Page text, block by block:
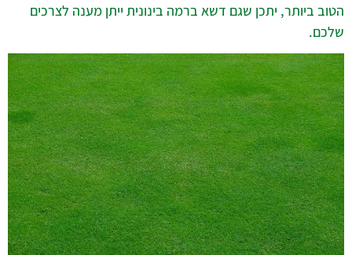
הטוב ביותר, יתכן שגם דשא ברמה בינונית ייתן מענה לצרכים
שלכם.